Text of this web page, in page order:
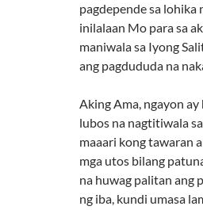
pagdepende sa lohika
inilalaan Mo para sa
maniwala sa Iyong
ang pagdududa na
Aking Ama, ngayon
lubos na nagtitiwala
maaari kong tawaran
mga utos bilang
na huwag palitan ang
ng iba, kundi umasa